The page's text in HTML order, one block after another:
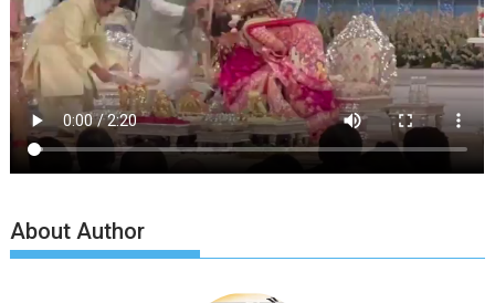
About Author